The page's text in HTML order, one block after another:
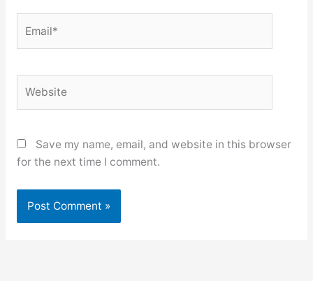
Save my name, email, and website in this browser
for the next time I comment.